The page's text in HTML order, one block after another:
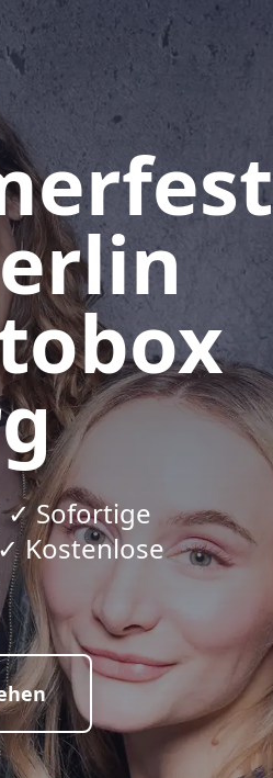
✓ Sofortige
Kostenlose